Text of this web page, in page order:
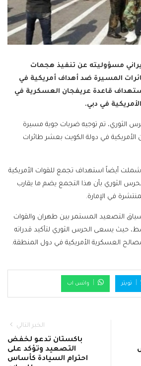
مسؤوليته عن تنفيذ هجمات
المسيرة ضد أهداف أمريكية في
قاعدة عريفجان العسكرية في
في دبي.
الثوري، تم توجيه ضربات جوية مسيرة
في دولة الكويت بعشر طائرات
شملت أيضاً استهداف تجمع للقوات الأمريكية
الثوري بأن هذا التجمع يضم ما يقارب
التصعيد المستمر بين طهران والقوات
حيث يسعى الحرس الثوري لتأكيد قدراته
العسكرية الأمريكية في دول المنطقة.
تويتر واتس اب
الخبر التالي
باكستان تدعو لخفض
التصعيد وتؤكد على
احترام السيادة كأساس